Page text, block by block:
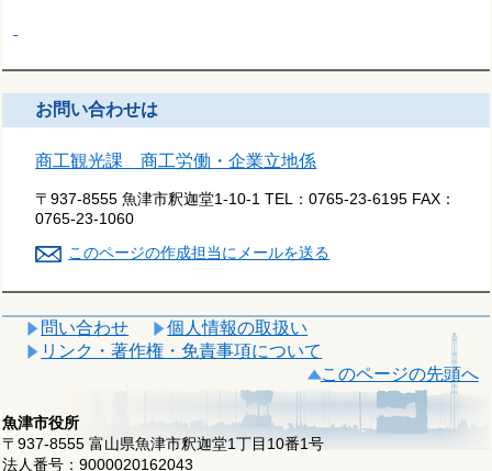
お問い合わせは
商工観光課 商工労働・企業立地係
〒937-8555 魚津市釈迦堂1-10-1 TEL：0765-23-6195 FAX：
0765-23-1060
このページの作成担当にメールを送る
問い合わせ
個人情報の取扱い
リンク・著作権・免責事項について
このページの先頭へ
魚津市役所
〒937-8555 富山県魚津市釈迦堂1丁目10番1号
法人番号：9000020162043